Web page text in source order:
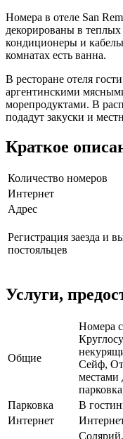
Номера в отеле San
декорированы в
кондиционеры и
комнатах есть ванна.
В ресторане отеля
аргентинскими
морепродуктами. В
подадут закуски и
Краткое
Количество номеров
Интернет
Адрес
Регистрация заезда и
постояльцев
Услуги,
Общие
Номера
Сейф,
местами
Парковка
В
Интернет